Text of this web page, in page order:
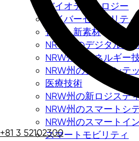
バイオテクノロジー
サイバーセキュリティ
化学・新素材
NRW州のデジタル技
NRW州のエネルギー
NRW州のグリーンテ
医療技術
NRW州の新ロジスティ
NRW州のスマートシ
NRW州のスマートイ
スマートモビリティ
+81 3 52102300